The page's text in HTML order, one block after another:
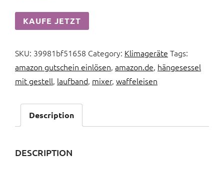
KAUFE JETZT
SKU: 39981bf51658 Category: Klimageräte Tags:
amazon gutschein einlösen, amazon.de, hängesessel
mit gestell, laufband, mixer, waffeleisen
Description
DESCRIPTION